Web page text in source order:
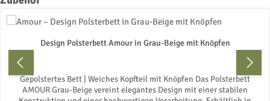
Design Polsterbett Amour in Grau-Beige mit Knöpfen
Gepolstertes Bett | Weiches Kopfteil mit Knöpfen Das Polsterbett
AMOUR Grau-Beige vereint elegantes Design mit einer stabilen